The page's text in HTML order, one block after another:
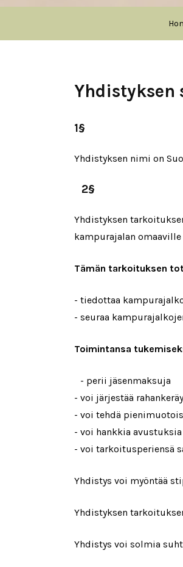
Yhdistyksen
1§
Yhdistyksen nimi on
2§
Yhdistyksen
kampurajalan
Tämän tarkoituksen
- tiedottaa
- seuraa
Toimintansa
- perii jäsenmaksuja
- voi järjestää
- voi tehdä
- voi hankkia avustuksia
- voi tarkoitusperiensä
Yhdistys voi myöntää
Yhdistyksen
Yhdistys voi solmia